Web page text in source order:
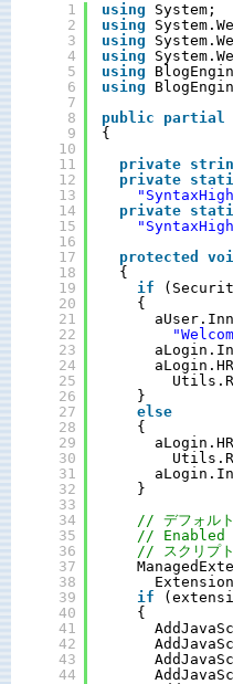
1
2
3
4
5
6
7
8
9
10
11
12
13
14
15
16
17
18
19
20
21
22
23
24
25
26
27
28
29
30
31
32
33
34
35
36
37
38
39
40
41
42
43
44
using
System;
using
using
using
using
using
public
partial
{
private
private
private
protected
{
if
{
}
else
{
}
// デフォ
// Enabled
// スクリプ
if
{